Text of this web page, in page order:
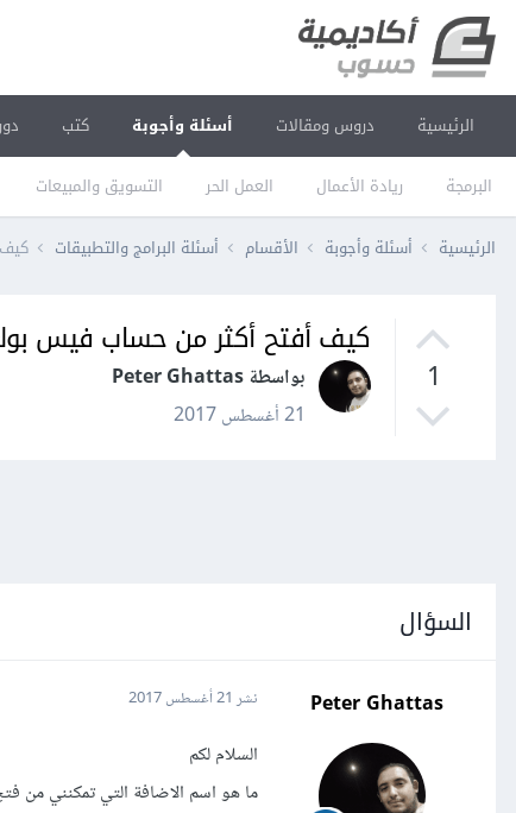
الرئيسية دروس ومقالات أسئلة وأجوبة
البرمجة ريادة الأعمال العمل الحر التسويق والمبيعات
كتب
الرئيسية أسئلة وأجوبة الأقسام أسئلة البرامج والتطبيقات
1
كيف أفتح أكثر من حساب فيس
بواسطة Peter Ghattas
21 أغسطس 2017
السؤال
Peter Ghattas نشر 21 أغسطس 2017
السلام لكم
ما هو اسم الاضافة التي تمكنني